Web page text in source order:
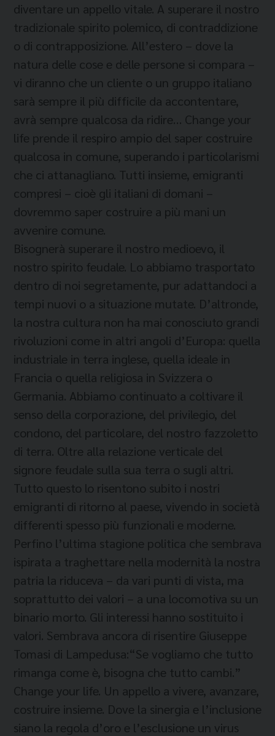
diventare un appello vitale. A superare il nostro
tradizionale spirito polemico, di contraddizione
o di contrapposizione. All’estero – dove la
natura delle cose e delle persone si compara –
vi diranno che un cliente o un gruppo italiano
sarà sempre il più difficile da accontentare,
avrà sempre qualcosa da ridire… Change your
life prende il respiro ampio del saper costruire
qualcosa in comune, superando i particolarismi
che ci attanagliano. Tutti insieme, emigranti
compresi – cioè gli italiani di domani –
dovremmo saper costruire a più mani un
avvenire comune.
Bisognerà superare il nostro medioevo, il
nostro spirito feudale. Lo abbiamo trasportato
dentro di noi segretamente, pur adattandoci a
tempi nuovi o a situazione mutate. D’altronde,
la nostra cultura non ha mai conosciuto grandi
rivoluzioni come in altri angoli d’Europa: quella
industriale in terra inglese, quella ideale in
Francia o quella religiosa in Svizzera o
Germania. Abbiamo continuato a coltivare il
senso della corporazione, del privilegio, del
condono, del particolare, del nostro fazzoletto
di terra. Oltre alla relazione verticale del
signore feudale sulla sua terra o sugli altri.
Tutto questo lo risentono subito i nostri
emigranti di ritorno al paese, vivendo in società
differenti spesso più funzionali e moderne.
Perfino l’ultima stagione politica che sembrava
ispirata a traghettare nella modernità la nostra
patria la riduceva – da vari punti di vista, ma
soprattutto dei valori – a una locomotiva su un
binario morto. Gli interessi hanno sostituito i
valori. Sembrava ancora di risentire Giuseppe
Tomasi di Lampedusa:“Se vogliamo che tutto
rimanga come è, bisogna che tutto cambi.”
Change your life. Un appello a vivere, avanzare,
costruire insieme. Dove la sinergia e l’inclusione
siano la regola d’oro e l’esclusione un virus